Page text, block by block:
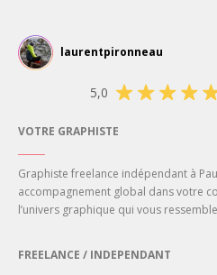
laurentpironneau
5,0
VOTRE GRAPHISTE
Graphiste freelance indépendant à Pau
accompagnement global dans votre
l’univers graphique qui vous ressemble
FREELANCE / INDEPENDANT